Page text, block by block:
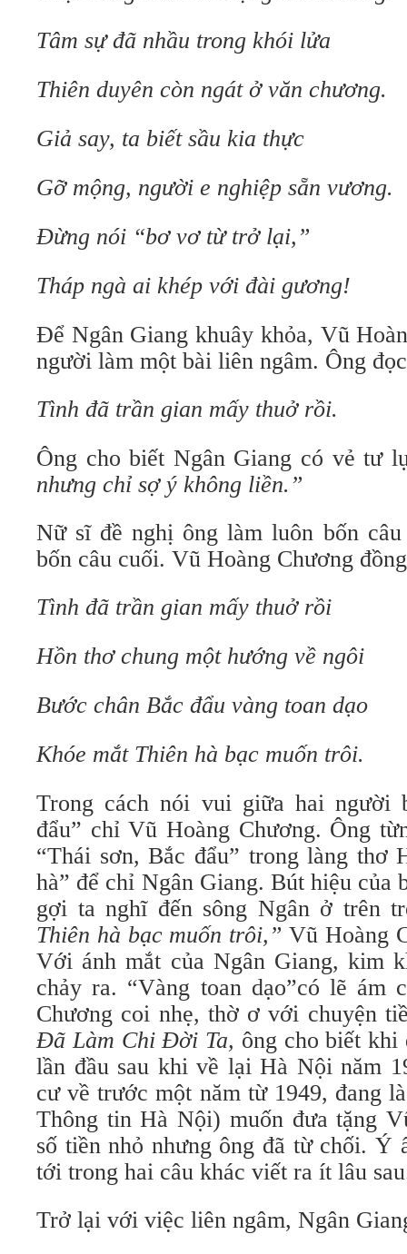
Tâm sự đã nhầu trong khói lửa
Thiên duyên còn ngát ở văn chương.
Giả say, ta biết sầu kia thực
Gỡ mộng, người e nghiệp sẵn vương.
Đừng nói “bơ vơ từ trở lại,”
Tháp ngà ai khép với đài gương!
Để Ngân Giang khuây khỏa, Vũ
người làm một bài liên ngâm. Ông
Tình đã trần gian mấy thuở rồi.
Ông cho biết Ngân Giang có vẻ tư
nhưng chỉ sợ ý không liền.”
Nữ sĩ đề nghị ông làm luôn bốn câu
bốn câu cuối. Vũ Hoàng Chương
Tình đã trần gian mấy thuở rồi
Hồn thơ chung một hướng về ngôi
Bước chân Bắc đẩu vàng toan dạo
Khóe mắt Thiên hà bạc muốn trôi.
Trong cách nói vui giữa hai người
đẩu” chỉ Vũ Hoàng Chương. Ông
“Thái sơn, Bắc đẩu” trong làng thơ
hà” để chỉ Ngân Giang. Bút hiệu của
gợi ta nghĩ đến sông Ngân ở trên
Thiên hà bạc muốn trôi,” Vũ Hoàng
Với ánh mắt của Ngân Giang, kim
chảy ra. “Vàng toan dạo”có lẽ ám
Chương coi nhẹ, thờ ơ với chuyện
Đã Làm Chi Đời Ta, ông cho biết khi
lần đầu sau khi về lại Hà Nội năm
cư về trước một năm từ 1949, đang
Thông tin Hà Nội) muốn đưa tặng
số tiền nhỏ nhưng ông đã từ chối. Ý
tới trong hai câu khác viết ra ít lâu
Trở lại với việc liên ngâm, Ngân